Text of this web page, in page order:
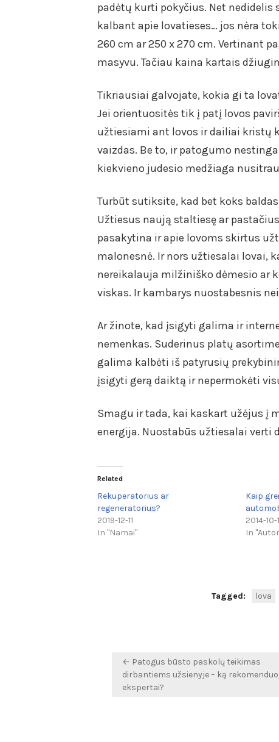
padėtų kurti pokyčius. Net nedidelis
kalbant apie lovatieses… jos nėra
260 cm ar 250 x 270 cm. Vertinant
masyvu. Tačiau kaina kartais
Tikriausiai galvojate, kokia gi ta
Jei orientuositės tik į patį lovos
užtiesiami ant lovos ir dailiai kristų
vaizdas. Be to, ir patogumo
kiekvieno judesio medžiaga
Turbūt sutiksite, kad bet koks
Užtiesus naują staltiesę ar
pasakytina ir apie lovoms skirtus
malonesnė. Ir nors užtiesalai lovai,
nereikalauja milžiniško dėmesio ar
viskas. Ir kambarys nuostabesnis
Ar žinote, kad įsigyti galima ir
nemenkas. Suderinus platų
galima kalbėti iš patyrusių
įsigyti gerą daiktą ir nepermokėti
Smagu ir tada, kai kaskart užėjus į
energija. Nuostabūs užtiesalai verti
Related
Rekuperatorius ar
regeneratorius?
2019-12-11
In "Namai"
Kaip
2014-10-
In
Tagged: lova
Navigacija
tarp
įrašų
← Patogus būsto paskolų teikimas
dirbantiems užsienyje – ką
ekspertai?